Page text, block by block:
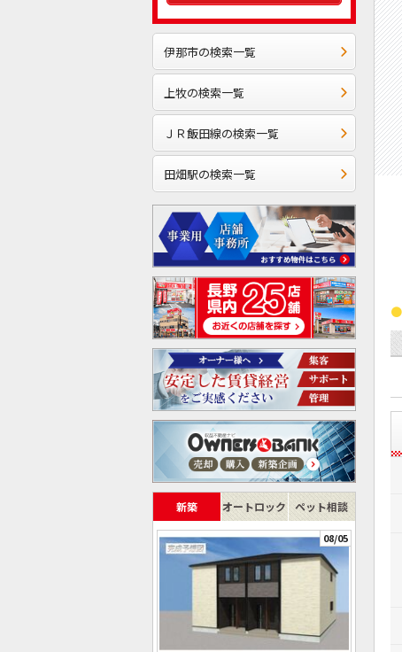
伊那市の検索一覧
上牧の検索一覧
ＪＲ飯田線の検索一覧
田畑駅の検索一覧
新築 オートロック ペット相談
08/05